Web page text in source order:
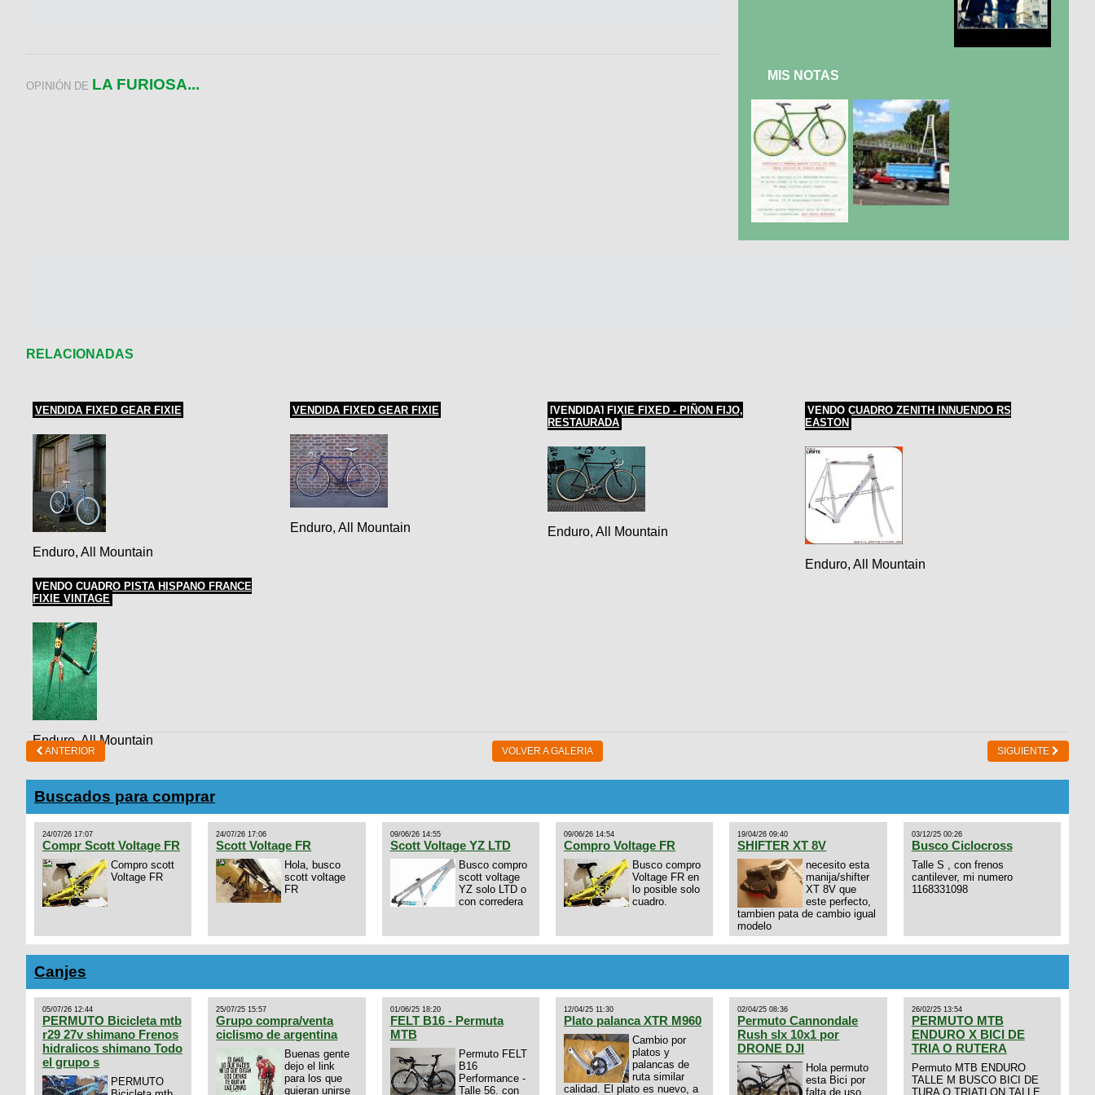
OPINIÓN DE LA FURIOSA...
MIS NOTAS
RELACIONADAS
VENDIDA FIXED GEAR FIXIE
Enduro, All Mountain
VENDIDA FIXED GEAR FIXIE
Enduro, All Mountain
[VENDIDA] FIXIE FIXED - PIÑON FIJO,
RESTAURADA
Enduro, All Mountain
VENDO CUADRO ZENITH INNUENDO RS
EASTON
Enduro, All Mountain
VENDO CUADRO PISTA HISPANO FRANCE
FIXIE VINTAGE
Enduro, All Mountain
ANTERIOR VOLVER A GALERIA SIGUIENTE
Buscados para comprar
24/07/26 17:07
Compr Scott Voltage FR
Compro scott
Voltage FR
24/07/26 17:06
Scott Voltage FR
Hola, busco
scott voltage
FR
09/06/26 14:55
Scott Voltage YZ LTD
Busco compro
scott voltage
YZ solo LTD o
con corredera
09/06/26 14:54
Compro Voltage FR
Busco compro
Voltage FR en
lo posible solo
cuadro.
19/04/26 09:40
SHIFTER XT 8V
necesito esta
manija/shifter
XT 8V que
este perfecto,
tambien pata de cambio igual
modelo
03/12/25 00:26
Busco Ciclocross
Talle S , con frenos
cantilever, mi numero
1168331098
Canjes
05/07/26 12:44
PERMUTO Bicicleta mtb
r29 27v shimano Frenos
hidralicos shimano Todo
el grupo s
PERMUTO
25/07/25 15:57
Grupo compra/venta
ciclismo de argentina
Buenas gente
dejo el link
para los que
quieran unirse
01/06/25 18:20
FELT B16 - Permuta
MTB
Permuto FELT
B16
Performance -
Talle 56. con
12/04/25 11:30
Plato palanca XTR M960
Cambio por
platos y
palancas de
ruta similar
calidad. El plato es nuevo, a
02/04/25 08:36
Permuto Cannondale
Rush slx 10x1 por
DRONE DJI
Hola permuto
esta Bici por
falta de uso,
26/02/25 13:54
PERMUTO MTB
ENDURO X BICI DE
TRIA O RUTERA
Permuto MTB ENDURO
TALLE M BUSCO BICI DE
TURA O TRIATLON TALLE